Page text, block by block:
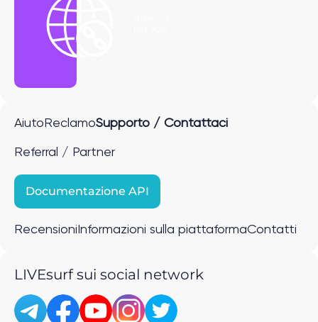
Aiuto ReclamoSupporto / Contattaci
Referral / Partner
Documentazione API
Recensioni Informazioni sulla piattaformaContatti
LIVEsurf sui social network